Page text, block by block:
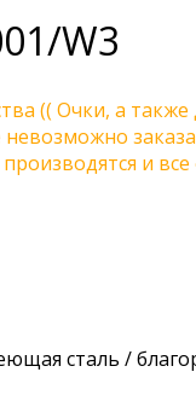
W3
(( Очки, а
и
сталь /